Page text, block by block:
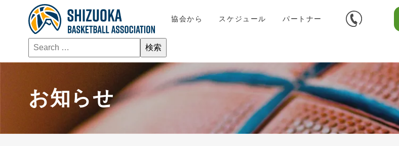
協会から スケジュール パートナー
お知らせ